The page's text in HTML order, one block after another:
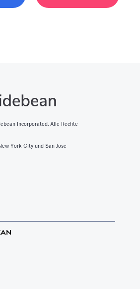
Incorporated. Alle Rechte
York City und San Jose